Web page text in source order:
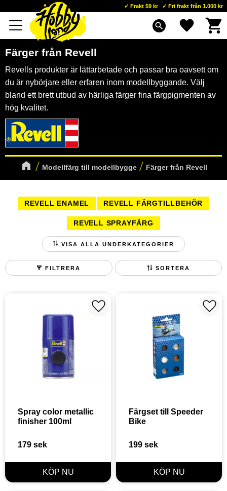
Meny
Frakt 59 kr Fri frakt från 1.000 kr
search Favoriter
Färger från Revell
Modellfärg till modellbygge Färger från Revell
Revells produkter är lättarbetade och passar bra oavsett om
du är nybörjare eller erfaren inom modellbyggande. Välj
bland ett brett utbud av härliga färger fina färgpigmenten av
hög kvalitet.
REVELL ENAMEL REVELL FÄRGTILLBEHÖR
REVELL SPRAYFÄRG
VISA ALLA UNDERKATEGORIER
FILTRERA SORTERA
Spray color metallic
finisher 100ml
179 sek
Lägg till i favoriter
Färgset till Speeder
Bike
199 sek